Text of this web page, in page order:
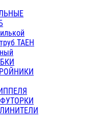
ТАЕН